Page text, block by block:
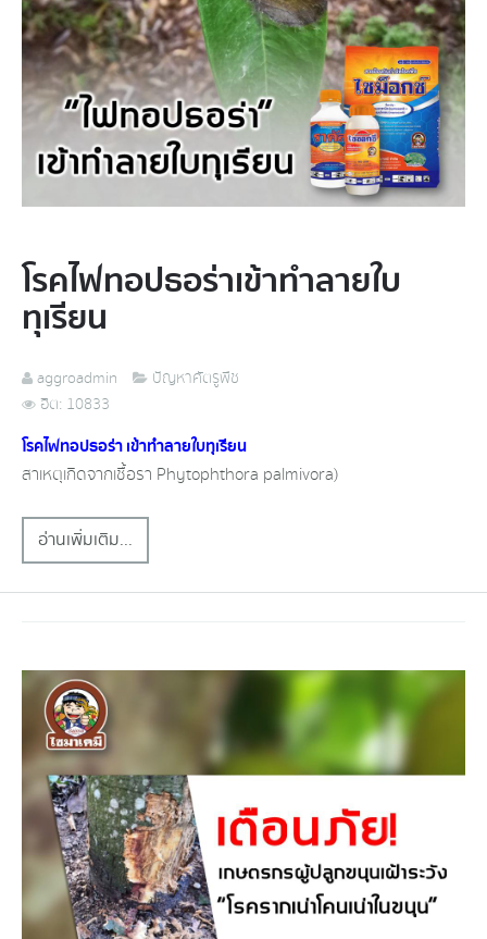
โรคไฟทอปธอร่า​เข้าทำลายใบ
ทุเรียน​
aggroadmin
ปัญหาศัตรูพืช
ฮิต: 10833
โรค​ไฟทอปธอร่า​ เข้าทำลายใบทุเรียน​
สาเหตุ​เกิดจากเชื้อรา​ Phytophthora palmivora)​
อ่านเพิ่มเติม...